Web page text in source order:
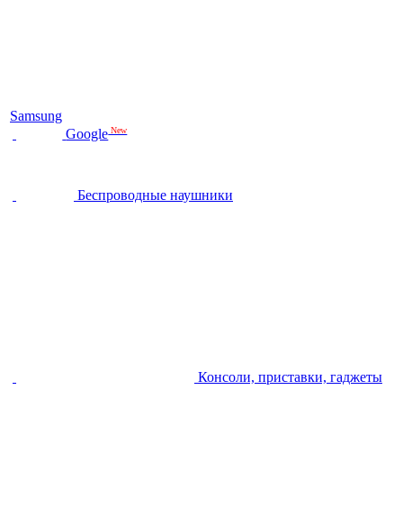
Samsung
Google New
Беспроводные наушники
Консоли, приставки, гаджеты